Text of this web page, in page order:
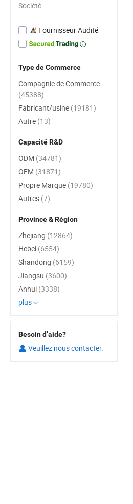
Société
Fournisseur Audité
Type de Commerce
Compagnie de Commerce
(45388)
Fabricant/usine (19181)
Autre (13)
Capacité R&D
ODM (34781)
OEM (31871)
Propre Marque (19780)
Autres (7)
Province & Région
Zhejiang (12864)
Hebei (6554)
Shandong (6159)
Jiangsu (3600)
Anhui (3338)
plus
Besoin d’aide?
Veuillez nous contacter.